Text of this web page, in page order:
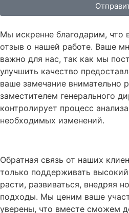
Мы искренне благодарим, что
отзыв о нашей работе. Ваше
важно для нас, так как мы
улучшить качество
ваше замечание внимательно
заместителем генерального
контролирует процесс
необходимых изменений.
Обратная связь от наших
только поддерживать
расти, развиваться, внедряя
подходы. Мы ценим ваше
уверены, что вместе сможем